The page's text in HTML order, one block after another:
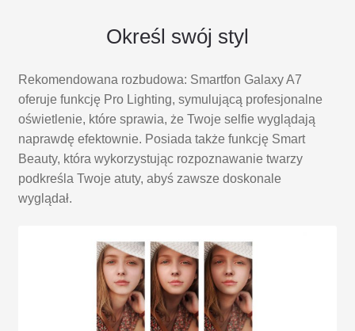
Określ swój styl
Rekomendowana rozbudowa: Smartfon Galaxy A7
oferuje funkcję Pro Lighting, symulującą profesjonalne
oświetlenie, które sprawia, że Twoje selfie wyglądają
naprawdę efektownie. Posiada także funkcję Smart
Beauty, która wykorzystując rozpoznawanie twarzy
podkreśla Twoje atuty, abyś zawsze doskonale
wyglądał.